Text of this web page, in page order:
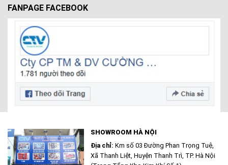
FANPAGE FACEBOOK
SHOWROOM HÀ NỘI
Địa chỉ: Km số 03 Đường Phan Trọng Tuệ,
Xã Thanh Liệt, Huyện Thanh Trì, TP. Hà Nội